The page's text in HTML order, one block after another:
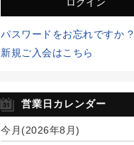
パスワードをお忘れですか ?
新規ご入会はこちら
営業日カレンダー
今月(2026年8月)